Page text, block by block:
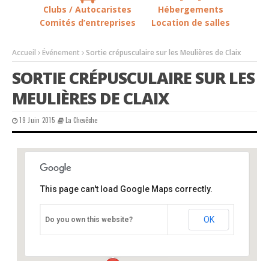
Clubs / Autocaristes
Comités d’entreprises
Hébergements
Location de salles
Accueil Événement Sortie crépusculaire sur les Meulières de Claix
SORTIE CRÉPUSCULAIRE SUR LES
MEULIÈRES DE CLAIX
19 Juin 2015 La Chevêche
Hameau des Beaudries – Mairie
Événements
This page can't load Google Maps correctly.
Do you own this website? OK